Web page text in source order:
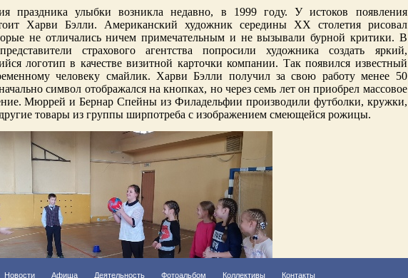
праздника улыбки возникла недавно, в 1999 году. У истоков появления
Харви Бэлли. Американский художник середины XX столетия рисовал
не отличались ничем примечательным и не вызывали бурной критики. В
страхового агентства попросили художника создать яркий,
логотип в качестве визитной карточки компании. Так появился известный
человеку смайлик. Харви Бэлли получил за свою работу менее 50
символ отображался на кнопках, но через семь лет он приобрел массовое
Мюррей и Бернар Спейны из Филадельфии производили футболки, кружки,
товары из группы ширпотреба с изображением смеющейся рожицы.
Новости Афиша Деятельность Фотоальбом Коллективы Контакты